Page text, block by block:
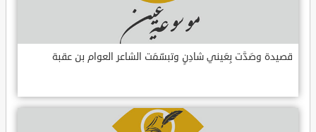
قصيدة وصَدَّت بِعَيني شادِنٍ وتبسّمَت الشاعر العوام بن عقبة